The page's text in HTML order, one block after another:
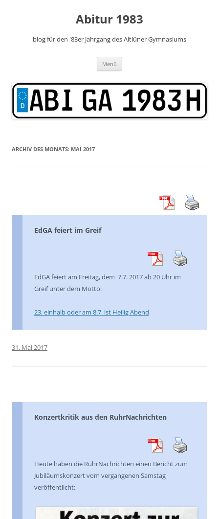
Abitur 1983
blog für den '83er Jahrgang des Altlüner Gymnasiums
Menü
ARCHIV DES MONATS: MAI 2017
EdGA feiert im Greif
EdGA feiert am Freitag, dem 7.7. 2017 ab 20 Uhr im
Greif unter dem Motto:
23. einhalb oder am 8.7. ist Heilig Abend
31. Mai 2017
Konzertkritik aus den RuhrNachrichten
Heute haben die RuhrNachrichten einen Bericht zum
Jubiläumskonzert vom vergangenen Samstag
veröffentlicht: